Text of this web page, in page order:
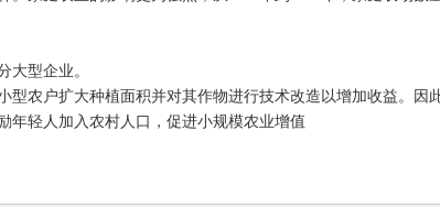
大型企业。
型农户扩大种植面积并对其作物进行技术改造以增加收益。因
年轻人加入农村人口，促进小规模农业增值